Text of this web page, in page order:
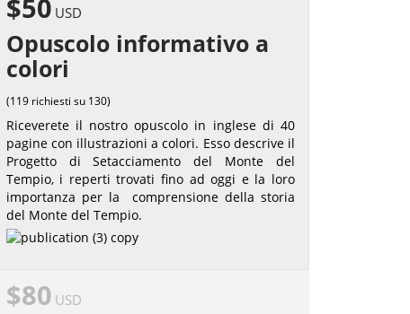
$50 USD
Opuscolo informativo a
colori
(119 richiesti su 130)
Riceverete il nostro opuscolo in inglese di 40
pagine con illustrazioni a colori. Esso descrive il
Progetto di Setacciamento del Monte del
Tempio, i reperti trovati fino ad oggi e la loro
importanza per la comprensione della storia
del Monte del Tempio.
$80 USD